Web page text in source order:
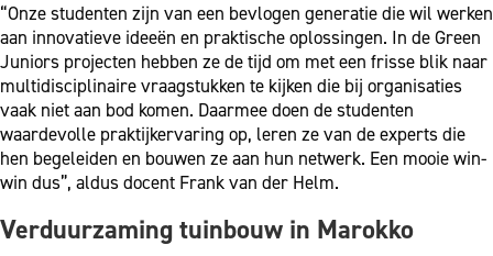
“Onze studenten zijn van een bevlogen generatie die wil werken
aan innovatieve ideeën en praktische oplossingen. In de Green
Juniors projecten hebben ze de tijd om met een frisse blik naar
multidisciplinaire vraagstukken te kijken die bij organisaties
vaak niet aan bod komen. Daarmee doen de studenten
waardevolle praktijkervaring op, leren ze van de experts die
hen begeleiden en bouwen ze aan hun netwerk. Een mooie win-
win dus”, aldus docent Frank van der Helm.
Verduurzaming tuinbouw in Marokko